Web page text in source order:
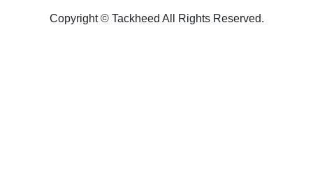
Copyright ©︎ Tackheed All Rights Reserved.